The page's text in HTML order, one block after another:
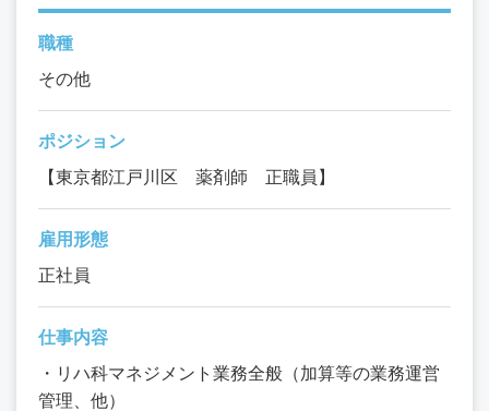
職種
その他
ポジション
【東京都江戸川区 薬剤師 正職員】
雇用形態
正社員
仕事内容
・リハ科マネジメント業務全般（加算等の業務運営
管理、他）